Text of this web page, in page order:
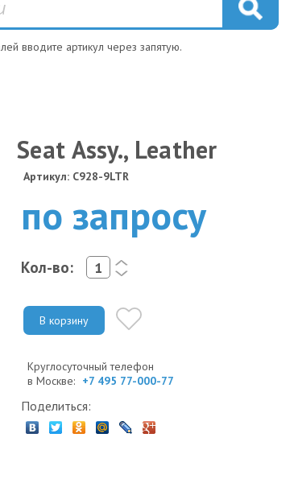
вводите артикул через запятую.
Seat Assy., Leather
Артикул: C928-9LTR
по запросу
Кол-во:
<
>
В корзину
Круглосуточный телефон
в Москве: +7 495 77-000-77
Поделиться: